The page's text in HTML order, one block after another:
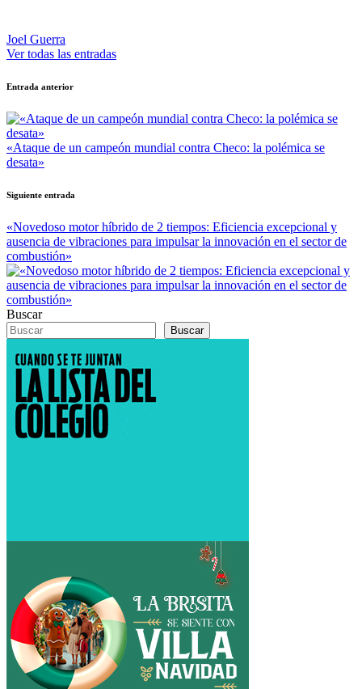
Joel Guerra
Ver todas las entradas
Navegación
de
entradas
Entrada anterior
«Ataque de un campeón mundial contra Checo: la polémica se
desata»
Siguiente entrada
«Novedoso motor híbrido de 2 tiempos: Eficiencia excepcional y
ausencia de vibraciones para impulsar la innovación en el sector de
combustión»
Buscar
Buscar